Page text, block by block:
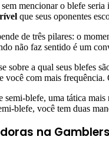
mencionar o blefe
que seus oponentes
de três pilares: o
não faz sentido é um
sobre a qual seus blefes
você com mais
semi-blefe, uma tática
blefe, você tem duas
na